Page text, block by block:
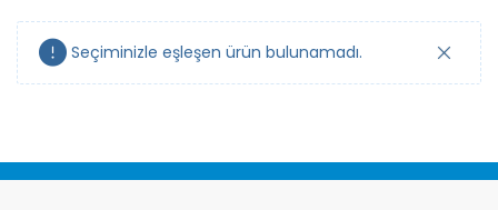
Seçiminizle eşleşen ürün bulunamadı.